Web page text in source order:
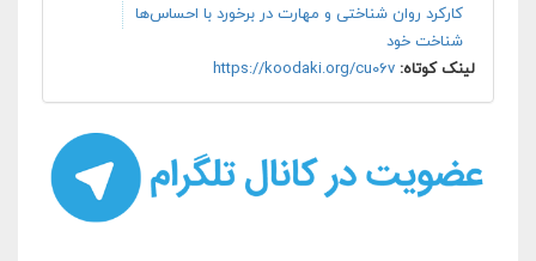
کارکرد روان شناختی و مهارت در برخورد با احساس‌ها
شناخت خود
لینک کوتاه: https://koodaki.org/cu06v